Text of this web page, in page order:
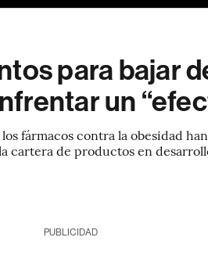
para bajar
un
fármacos contra la obesidad
cartera de productos en
PUBLICIDAD